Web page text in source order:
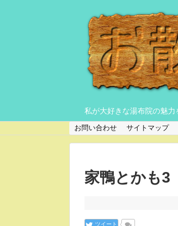
私が大好きな湯布院の魅力
お問い合わせ サイトマップ
家鴨とかも3
ツイート